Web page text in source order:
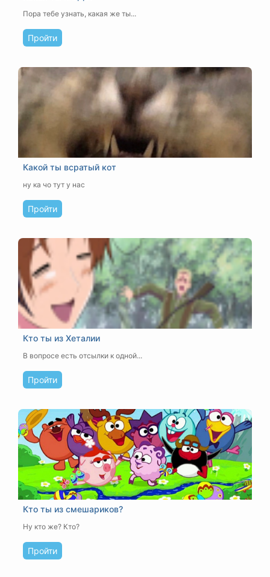
Пора тебе узнать, какая же ты...
Пройти
Какой ты всратый кот
ну ка чо тут у нас
Пройти
Кто ты из Хеталии
В вопросе есть отсылки к одной...
Пройти
Кто ты из смешариков?
Ну кто же? Кто?
Пройти